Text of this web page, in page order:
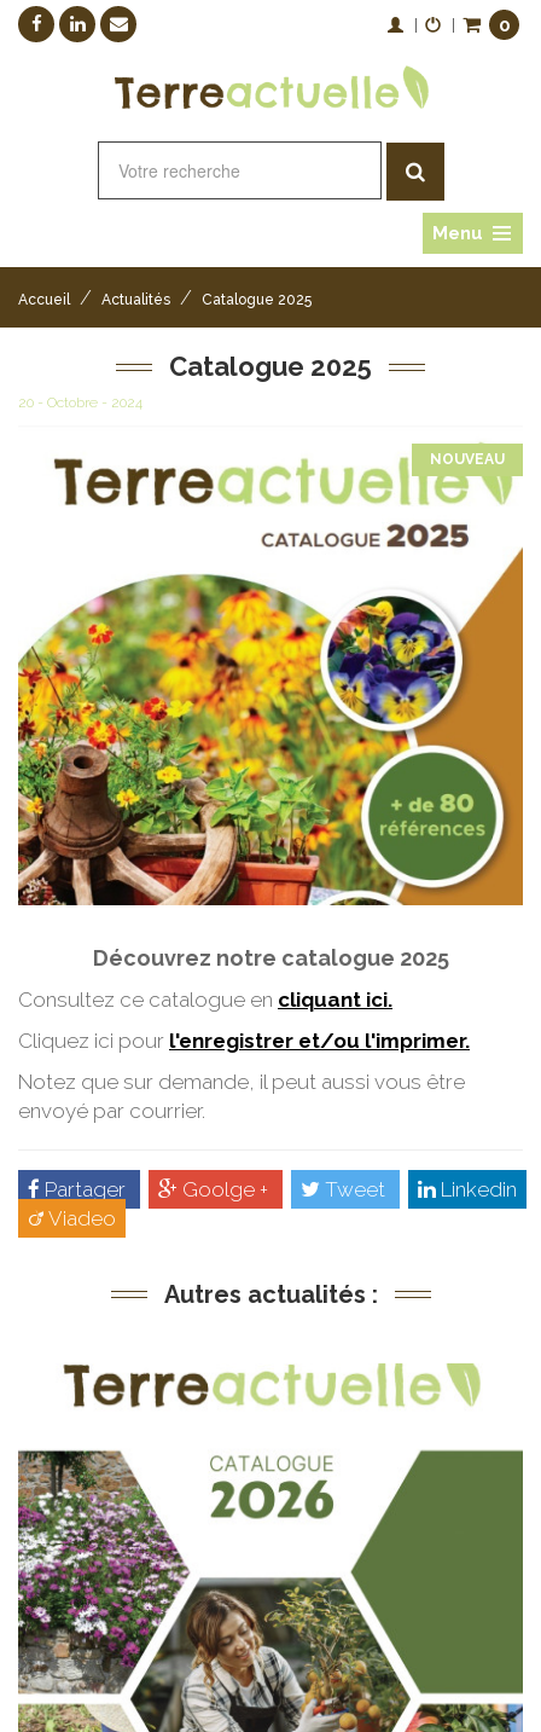
0
Menu
Accueil / Actualités / Catalogue 2025
Catalogue 2025
20 - Octobre - 2024
NOUVEAU
Découvrez notre catalogue 2025
Consultez ce catalogue en cliquant ici.
Cliquez ici pour l'enregistrer et/ou l'imprimer.
Notez que sur demande, il peut aussi vous être
envoyé par courrier.
Partager Goolge + Tweet
Linkedin
Viadeo
Autres actualités :